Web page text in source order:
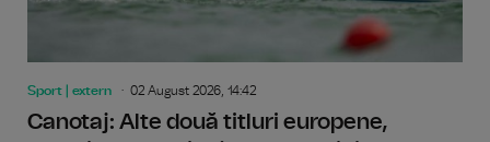
Sport | extern 02 August 2026, 14:42
Canotaj: Alte două titluri europene,